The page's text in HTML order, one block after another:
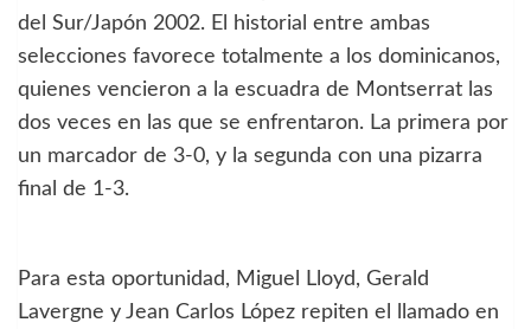
del Sur/Japón 2002. El historial entre ambas
selecciones favorece totalmente a los dominicanos,
quienes vencieron a la escuadra de Montserrat las
dos veces en las que se enfrentaron. La primera por
un marcador de 3-0, y la segunda con una pizarra
final de 1-3.
Para esta oportunidad, Miguel Lloyd, Gerald
Lavergne y Jean Carlos López repiten el llamado en